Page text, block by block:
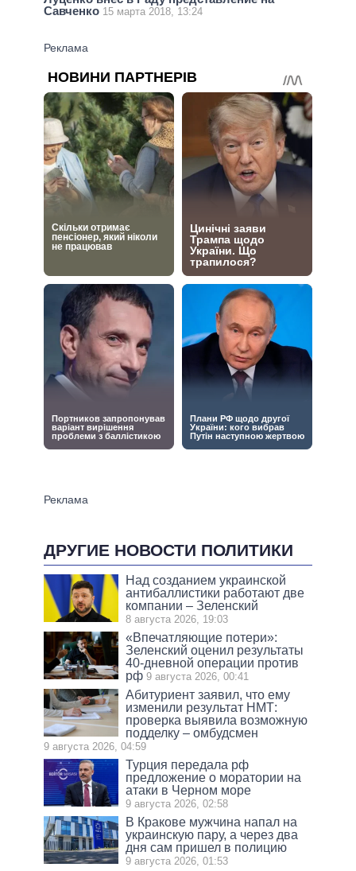
Савченко 15 марта 2018, 13:24
ДРУГИЕ НОВОСТИ ПОЛИТИКИ
Над созданием украинской
антибаллистики работают две
компании – Зеленский
8 августа 2026, 19:03
«Впечатляющие потери»:
Зеленский оценил результаты
40-дневной операции против
рф 9 августа 2026, 00:41
Абитуриент заявил, что ему
изменили результат НМТ:
проверка выявила возможную
подделку – омбудсмен
9 августа 2026, 04:59
Турция передала рф
предложение о моратории на
атаки в Черном море
9 августа 2026, 02:58
В Кракове мужчина напал на
украинскую пару, а через два
дня сам пришел в полицию
9 августа 2026, 01:53